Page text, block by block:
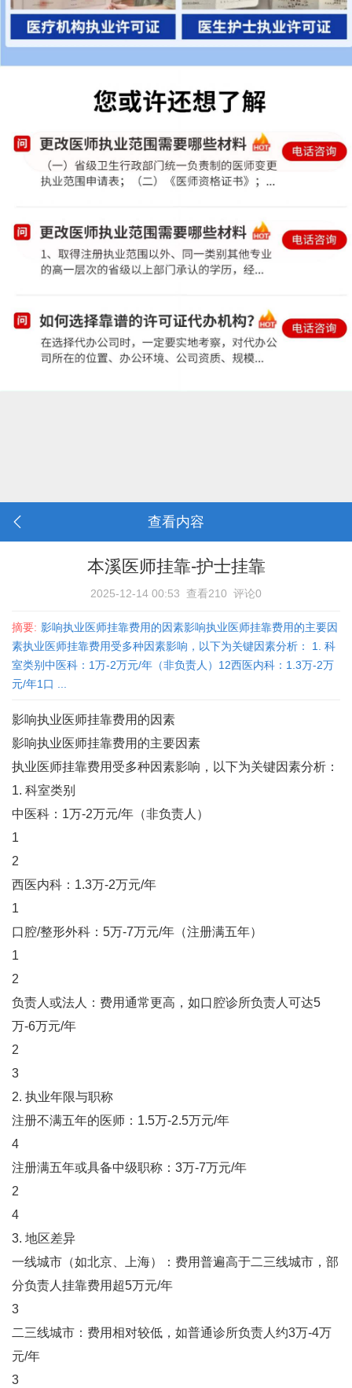
查看内容
本溪医师挂靠-护士挂靠
2025-12-14 00:53 查看210 评论0
摘要: 影响执业医师挂靠费用的因素影响执业医师挂靠费用的主要因
素执业医师挂靠费用受多种因素影响，以下为关键因素分析： 1. ‌科
室类别‌‌中医科‌：1万-2万元/年（非负责人）‌12‌西医内科‌：1.3万-2万
元/年‌1‌口 ...
影响执业医师挂靠费用的因素
影响执业医师挂靠费用的主要因素
执业医师挂靠费用受多种因素影响，以下为关键因素分析：
1. ‌科室类别‌
‌中医科‌：1万-2万元/年（非负责人）‌
1
2
‌西医内科‌：1.3万-2万元/年‌
1
‌口腔/整形外科‌：5万-7万元/年（注册满五年）‌
1
2
‌负责人或法人‌：费用通常更高，如口腔诊所负责人可达5
万-6万元/年‌
2
3
2. ‌执业年限与职称‌
注册不满五年的医师：1.5万-2.5万元/年‌
4
注册满五年或具备中级职称：3万-7万元/年‌
2
4
3. ‌地区差异‌
一线城市（如北京、上海）：费用普遍高于二三线城市，部
分负责人挂靠费用超5万元/年‌
3
二三线城市：费用相对较低，如普通诊所负责人约3万-4万
元/年‌
3